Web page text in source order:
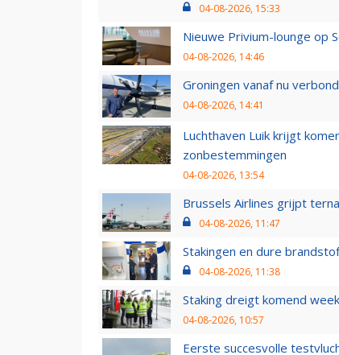
04-08-2026, 15:33
Nieuwe Privium-lounge op
04-08-2026, 14:46
Groningen vanaf nu
04-08-2026, 14:41
Luchthaven Luik krijgt
zonbestemmingen
04-08-2026, 13:54
Brussels Airlines grijpt
04-08-2026, 11:47
Stakingen en dure
04-08-2026, 11:38
Staking dreigt komend
04-08-2026, 10:57
Eerste succesvolle